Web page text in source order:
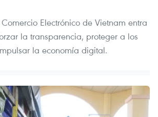
Electrónico de Vietnam entra
la transparencia, proteger a los
la economía digital.